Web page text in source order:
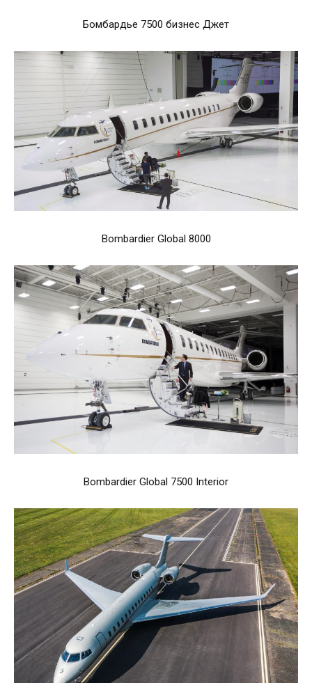
Бомбардье 7500 бизнес Джет
Bombardier Global 8000
Bombardier Global 7500 Interior